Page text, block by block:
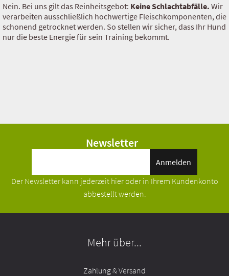
Nein. Bei uns gilt das Reinheitsgebot: Keine Schlachtabfälle. Wir
verarbeiten ausschließlich hochwertige Fleischkomponenten, die
schonend getrocknet werden. So stellen wir sicher, dass Ihr Hund
nur die beste Energie für sein Training bekommt.
Newsletter
Anmelden
Der Newsletter kann jederzeit hier oder in Ihrem Kundenkonto
abbestellt werden.
Mehr über...
Zahlung & Versand